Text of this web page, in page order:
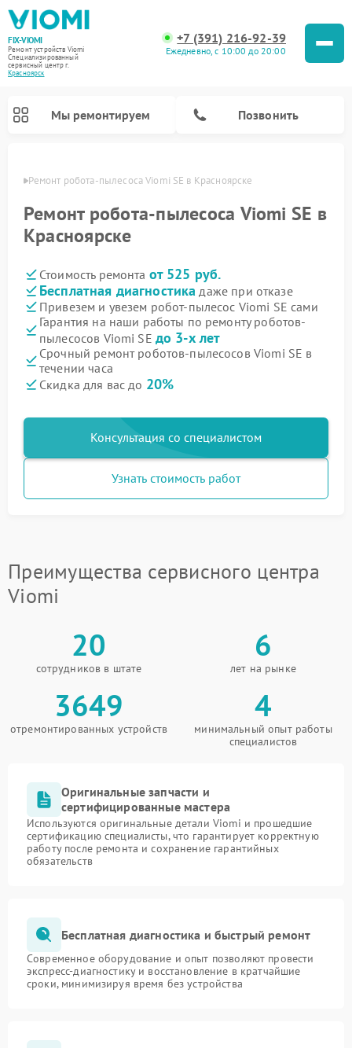
FIX-VIOMI
Ремонт устройств Viomi
Специализированный
cервисный центр г.
Красноярск
+7 (391) 216-92-39
Ежедневно, с 10:00 до 20:00
Мы ремонтируем Позвонить
Ремонт робота-пылесоса Viomi SE в Красноярске
Ремонт робота-пылесоса Viomi SE в
Красноярске
Стоимость ремонта от 525 руб.
Бесплатная диагностика даже при отказе
Привезем и увезем робот-пылесос Viomi SE сами
Гарантия на наши работы по ремонту роботов-
пылесосов Viomi SE до 3-х лет
Срочный ремонт роботов-пылесосов Viomi SE в
течении часа
Скидка для вас до 20%
Консультация со специалистом
Узнать стоимость работ
Преимущества сервисного центра
Viomi
20
сотрудников в штате
6
лет на рынке
3649
отремонтированных устройств
4
минимальный опыт работы
специалистов
Оригинальные запчасти и
сертифицированные мастера
Используются оригинальные детали Viomi и прошедшие
сертификацию специалисты, что гарантирует корректную
работу после ремонта и сохранение гарантийных
обязательств
Бесплатная диагностика и быстрый ремонт
Современное оборудование и опыт позволяют провести
экспресс-диагностику и восстановление в кратчайшие
сроки, минимизируя время без устройства